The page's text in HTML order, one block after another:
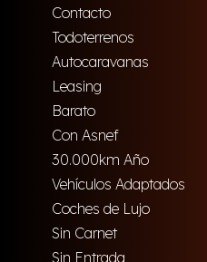
Contacto
Todoterrenos
Autocaravanas
Leasing
Barato
Con Asnef
30.000km Año
Vehículos Adaptados
Coches de Lujo
Sin Carnet
Sin Entrada